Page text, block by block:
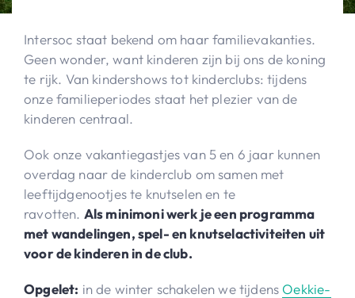
Intersoc staat bekend om haar familievakanties.
Geen wonder, want kinderen zijn bij ons de koning
te rijk. Van kindershows tot kinderclubs: tijdens
onze familieperiodes staat het plezier van de
kinderen centraal.
Ook onze vakantiegastjes van 5 en 6 jaar kunnen
overdag naar de kinderclub om samen met
leeftijdgenootjes te knutselen en te
ravotten. Als minimoni werk je een programma
met wandelingen, spel- en knutselactiviteiten uit
voor de kinderen in de club.
Opgelet: in de winter schakelen we tijdens Oekkie-